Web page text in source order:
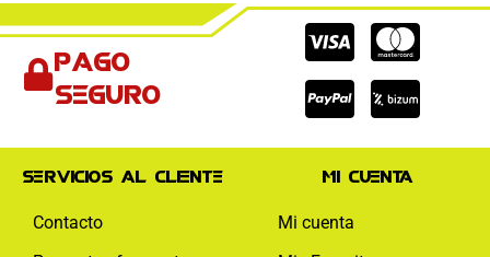
Pago
seguro
Cc-
visa
Cc-
Cc-
paypal
Servicios al cliente
Contacto
Mi cuenta
Mi cuenta